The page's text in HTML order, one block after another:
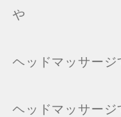
や
ヘッドマッサー
ヘッドマッサー